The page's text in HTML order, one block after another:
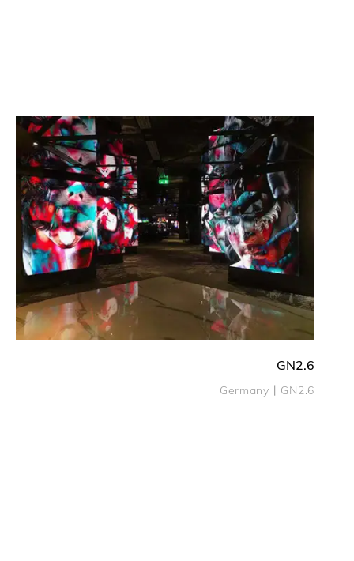
GN2.6
Germany丨GN2.6